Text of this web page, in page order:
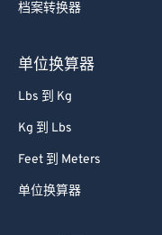
档案转换器
单位换算器
Lbs 到 Kg
Kg 到 Lbs
Feet 到 Meters
单位换算器